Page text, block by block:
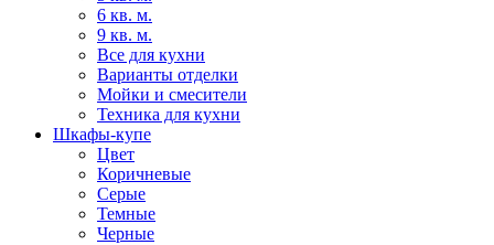
6 кв. м.
9 кв. м.
Все для кухни
Варианты отделки
Мойки и смесители
Техника для кухни
Шкафы-купе
Цвет
Коричневые
Серые
Темные
Черные